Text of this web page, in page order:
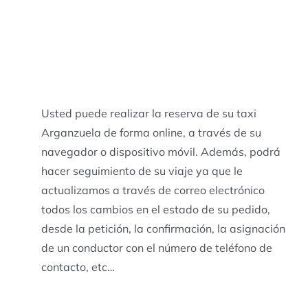
Usted puede realizar la reserva de su taxi
Arganzuela de forma online, a través de su
navegador o dispositivo móvil. Además, podrá
hacer seguimiento de su viaje ya que le
actualizamos a través de correo electrónico
todos los cambios en el estado de su pedido,
desde la petición, la confirmación, la asignación
de un conductor con el número de teléfono de
contacto, etc…